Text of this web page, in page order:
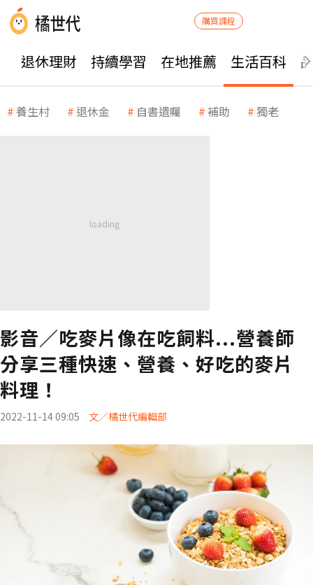
購買課程
退休理財 持續學習 在地推薦 生活百科
養生村 退休金 自書遺囑 補助 獨老
影音／吃麥片像在吃飼料...營養師
分享三種快速、營養、好吃的麥片
料理！
2022-11-14 09:05 文／橘世代編輯部